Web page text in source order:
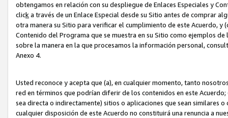
obtengamos en relación con su despliegue de Enlaces Especiales y
clicka través de un Enlace Especial desde su Sitio antes de comprar
otra manera su Sitio para verificar el cumplimiento de este Acuerdo,
Contenido del Programa que se muestra en su Sitio como ejemplos
sobre la manera en la que procesamos la información personal,
Anexo 4.
Usted reconoce y acepta que (a), en cualquier momento, tanto
red en términos que podrían diferir de los contenidos en este
sea directa o indirectamente) sitios o aplicaciones que sean similares
cualquier disposición de este Acuerdo no constituirá una renuncia a